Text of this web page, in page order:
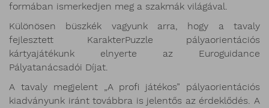
formában ismerkedjen meg a szakmák világával.
Különösen büszkék vagyunk arra, hogy a tavaly
fejlesztett KarakterPuzzle pályaorientációs
kártyajátékunk elnyerte az Euroguidance
Pályatanácsadói Díjat.
A tavaly megjelent „A profi játékos” pályaorientációs
kiadványunk iránt továbbra is jelentős az érdeklődés. A